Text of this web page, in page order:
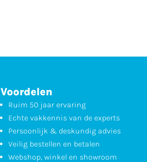
Voordelen
Ruim 50 jaar ervaring
Echte vakkennis van de experts
Persoonlijk & deskundig advies
Veilig bestellen en betalen
Webshop, winkel en showroom